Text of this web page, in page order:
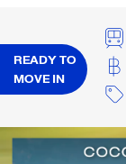
READY TO
MOVE IN